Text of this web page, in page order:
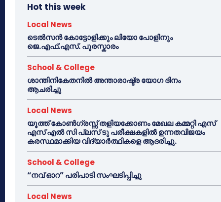
Hot this week
Local News
ടെൽസൻ കോട്ടോളിക്കും ലിയോ പോളിനും
ജെ.എഫ്.എസ്. പുരസ്കാരം
School & College
ശാന്തിനികേതനിൽ അന്താരാഷ്ട്ര യോഗ ദിനം
ആചരിച്ചു
Local News
യൂത്ത് കോൺഗ്രസ്സ് തളിയക്കോണം മേഖല കമ്മറ്റി എസ്
എസ് എൽ സി പ്ലസ് ടു പരീക്ഷകളിൽ ഉന്നതവിജയം
കരസ്ഥമാക്കിയ വിദ്യാർത്ഥികളെ ആദരിച്ചു.
School & College
“നവ് ഓറ” പരിപാടി സംഘടിപ്പിച്ചു
Local News